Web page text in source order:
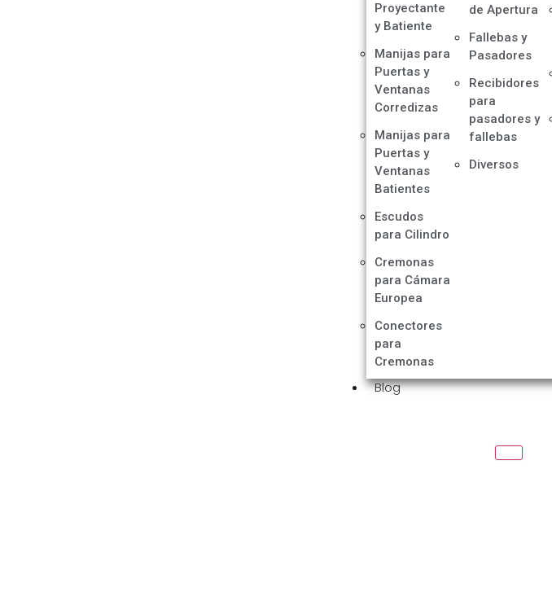
Proyectante
y Batiente
Manijas para
Puertas y
Ventanas
Corredizas
Manijas para
Puertas y
Ventanas
Batientes
Escudos
para Cilindro
Cremonas
para Cámara
Europea
Conectores
para
Cremonas
de Apertura
Fallebas y
Pasadores
Recibidores
para
pasadores y
fallebas
Diversos
Blog